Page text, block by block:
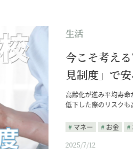
生活
今こそ考え
見制度」で
高齢化が進み平均寿
低下した際のリスク
マネー お金
2025/7/12